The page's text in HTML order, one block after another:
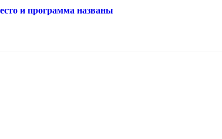
и программа названы